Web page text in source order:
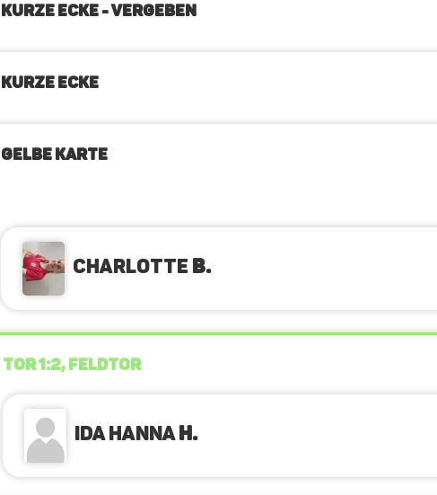
KURZE ECKE - VERGEBEN
KURZE ECKE
GELBE KARTE
Charlotte B.
TOR 1:2, FELDTOR
Ida HannaH.